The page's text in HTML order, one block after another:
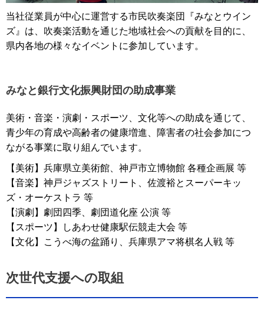
当社従業員が中心に運営する市民吹奏楽団『みなとウイン
ズ』は、吹奏楽活動を通じた地域社会への貢献を目的に、
県内各地の様々なイベントに参加しています。
みなと銀行文化振興財団の助成事業
美術・音楽・演劇・スポーツ、文化等への助成を通じて、
青少年の育成や高齢者の健康増進、障害者の社会参加につ
ながる事業に取り組んでいます。
【美術】兵庫県立美術館、神戸市立博物館 各種企画展 等
【音楽】神戸ジャズストリート、佐渡裕とスーパーキッ
ズ・オーケストラ 等
【演劇】劇団四季、劇団道化座 公演 等
【スポーツ】しあわせ健康駅伝競走大会 等
【文化】こうべ海の盆踊り、兵庫県アマ将棋名人戦 等
次世代支援への取組